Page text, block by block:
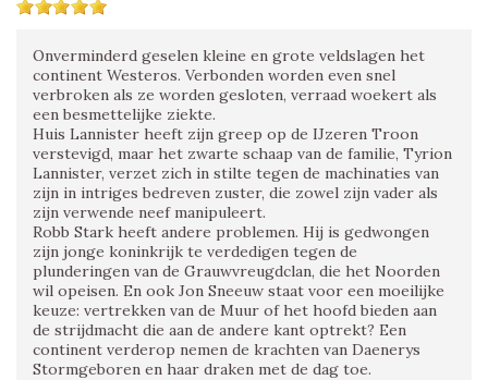
Onverminderd geselen kleine en grote veldslagen het
continent Westeros. Verbonden worden even snel
verbroken als ze worden gesloten, verraad woekert als
een besmettelijke ziekte.
Huis Lannister heeft zijn greep op de IJzeren Troon
verstevigd, maar het zwarte schaap van de familie, Tyrion
Lannister, verzet zich in stilte tegen de machinaties van
zijn in intriges bedreven zuster, die zowel zijn vader als
zijn verwende neef manipuleert.
Robb Stark heeft andere problemen. Hij is gedwongen
zijn jonge koninkrijk te verdedigen tegen de
plunderingen van de Grauwvreugdclan, die het Noorden
wil opeisen. En ook Jon Sneeuw staat voor een moeilijke
keuze: vertrekken van de Muur of het hoofd bieden aan
de strijdmacht die aan de andere kant optrekt? Een
continent verderop nemen de krachten van Daenerys
Stormgeboren en haar draken met de dag toe.